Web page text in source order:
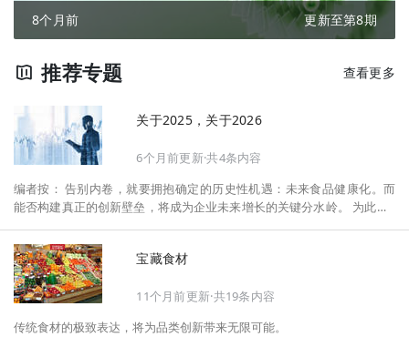
8个月前 更新至第8期
推荐专题 查看更多
关于2025，关于2026
6个月前更新·共4条内容
编者按： 告别内卷，就要拥抱确定的历史性机遇：未来食品健康化。而
能否构建真正的创新壁垒，将成为企业未来增长的关键分水岭。 为此，F
将以“创新产品”透视“未来机会”，以全球视野探寻中国机遇、增长解法，
拆解年度标杆的增长逻辑与谋篇布局，深挖“药食同源”“低GI”“老龄营
养”“清洁标签”等热门赛道的爆品基因，从趋势预判、品类创新、未来增长
机会、企业战略布局以及渠道变革等，为行业提供务实、前瞻的开年创新
宝藏食材
11个月前更新·共19条内容
传统食材的极致表达，将为品类创新带来无限可能。